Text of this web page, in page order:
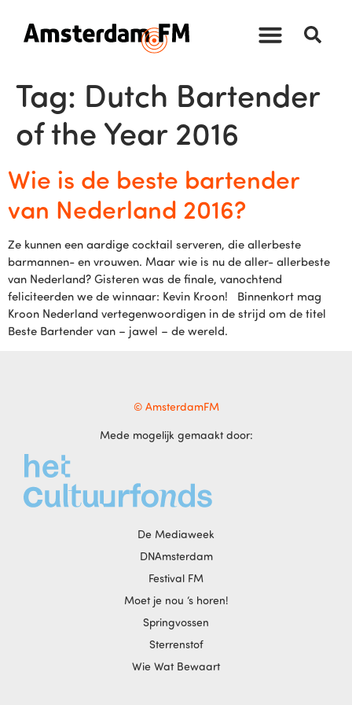
Tag: Dutch Bartender
of the Year 2016
Wie is de beste bartender
van Nederland 2016?
Ze kunnen een aardige cocktail serveren, die allerbeste
barmannen- en vrouwen. Maar wie is nu de aller- allerbeste
van Nederland? Gisteren was de finale, vanochtend
feliciteerden we de winnaar: Kevin Kroon! Binnenkort mag
Kroon Nederland vertegenwoordigen in de strijd om de titel
Beste Bartender van – jawel – de wereld.
© AmsterdamFM
Mede mogelijk gemaakt door:
De Mediaweek
DNAmsterdam
Festival FM
Moet je nou ‘s horen!
Springvossen
Sterrenstof
Wie Wat Bewaart